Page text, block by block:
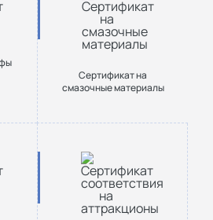
Сертификат на
смазочные материалы